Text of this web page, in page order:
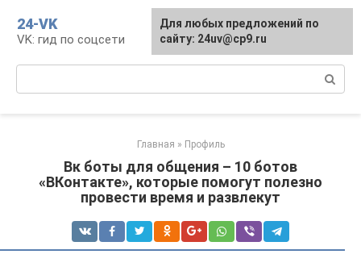
контенту
24-VK
VK: гид по соцсети
Главная » Профиль
Вк боты для общения – 10 ботов
«ВКонтакте», которые помогут полезно
провести время и развлекут
Для любых предложений по
сайту: 24uv@cp9.ru